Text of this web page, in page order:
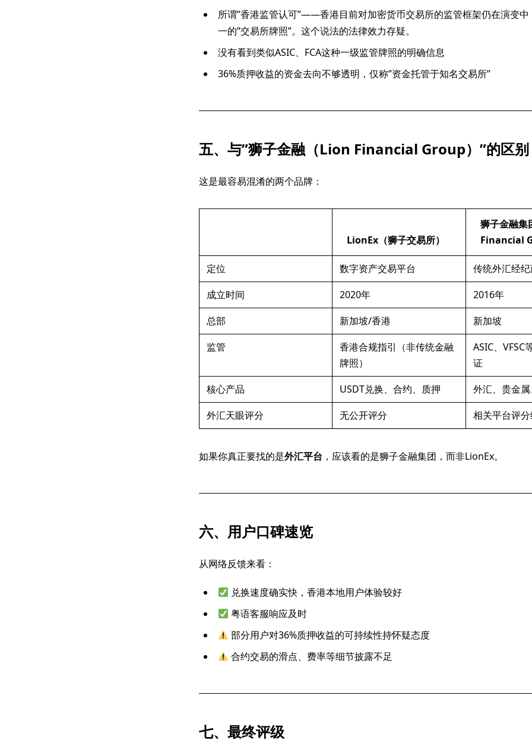
所谓”香港监管认可”——香港目前对加密货币交易所的监管框架仍在演变中
一的”交易所牌照”。这个说法的法律效力存疑。
没有看到类似ASIC、FCA这种一级监管牌照的明确信息
36%质押收益的资金去向不够透明，仅称”资金托管于知名交易所”
五、与”狮子金融（Lion Financial Group）”的区别
这是最容易混淆的两个品牌：
LionEx（狮子交易所）
狮子金融
Financial
定位 数字资产交易平台
传统外汇经
成立时间
2020年
2016年
总部
新加坡/香港
新加坡
监管
香港合规指引（非传统金融
牌照）
ASIC、VFSC
证
核心产品
USDT兑换、合约、质押
外汇、贵金
外汇天眼评分
无公开评分 相关平台评
如果你真正要找的是外汇平台 ，应该看的是狮子金融集团，而非LionEx。
六、用户口碑速览
从网络反馈来看：
兑换速度确实快，香港本地用户体验较好
粤语客服响应及时
部分用户对36%质押收益的可持续性持怀疑态度
合约交易的滑点、费率等细节披露不足
七、最终评级